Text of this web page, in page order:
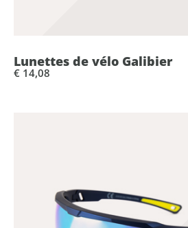
Lunettes de vélo Galibier
€ 14,08